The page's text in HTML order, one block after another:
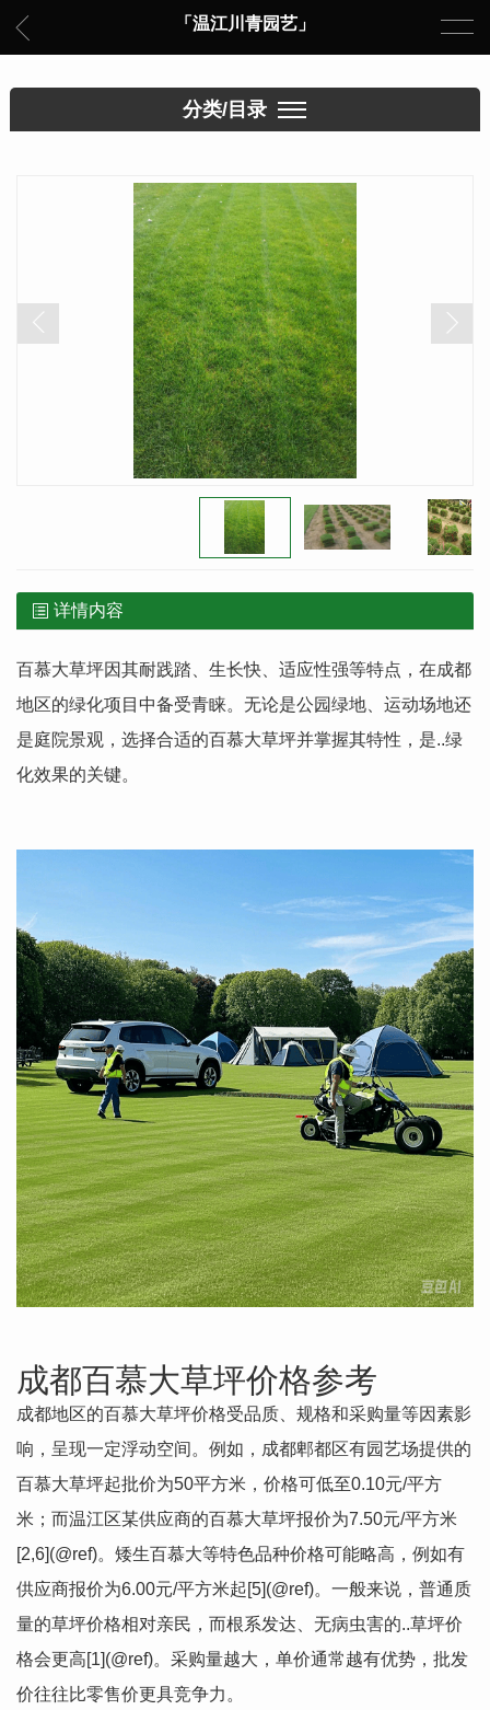
「温江川青园艺」
分类/目录
详情内容
百慕大草坪因其耐践踏、生长快、适应性强等特点，在成都
地区的绿化项目中备受青睐。无论是公园绿地、运动场地还
是庭院景观，选择合适的百慕大草坪并掌握其特性，是..绿
化效果的关键。
成都百慕大草坪价格参考
成都地区的百慕大草坪价格受品质、规格和采购量等因素影
响，呈现一定浮动空间。例如，成都郫都区有园艺场提供的
百慕大草坪起批价为50平方米，价格可低至0.10元/平方
米；而温江区某供应商的百慕大草坪报价为7.50元/平方米
[2,6](@ref)。矮生百慕大等特色品种价格可能略高，例如有
供应商报价为6.00元/平方米起[5](@ref)。一般来说，普通质
量的草坪价格相对亲民，而根系发达、无病虫害的..草坪价
格会更高[1](@ref)。采购量越大，单价通常越有优势，批发
价往往比零售价更具竞争力。